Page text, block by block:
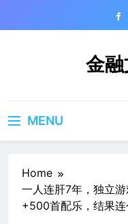
金
MENU
Home
一人连肝7年，独立
+500首配乐，结果